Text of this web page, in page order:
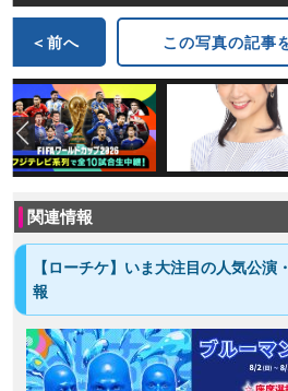
＜前へ この写真の記事
関連情報
【ローチケ】いま大注目の人気公演
報